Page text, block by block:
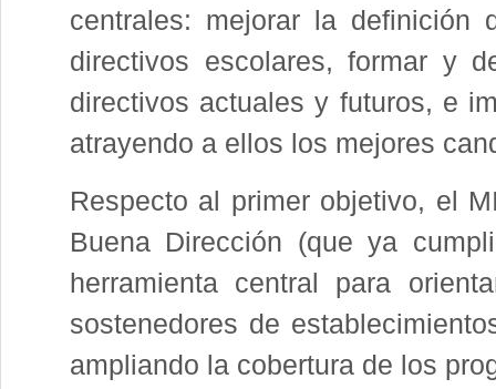
centrales: mejorar la definición
directivos escolares, formar y
directivos actuales y fu­turos, e
atrayendo a ellos los mejores
Respecto al primer objetivo, el
Buena Dirección (que ya
herramien­ta central para
sostenedores de
ampliando la cober­tura de los